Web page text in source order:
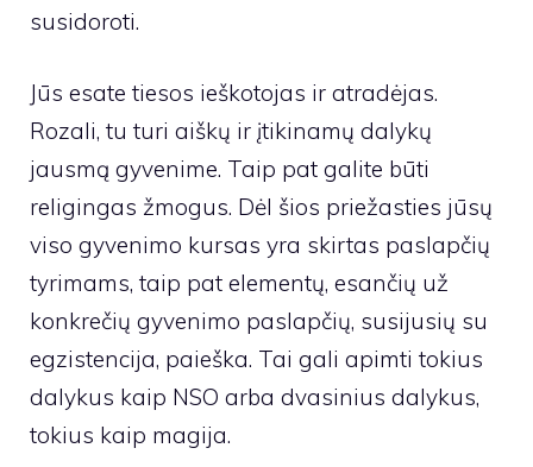
susidoroti.
Jūs esate tiesos ieškotojas ir atradėjas.
Rozali, tu turi aiškų ir įtikinamų dalykų
jausmą gyvenime. Taip pat galite būti
religingas žmogus. Dėl šios priežasties jūsų
viso gyvenimo kursas yra skirtas paslapčių
tyrimams, taip pat elementų, esančių už
konkrečių gyvenimo paslapčių, susijusių su
egzistencija, paieška. Tai gali apimti tokius
dalykus kaip NSO arba dvasinius dalykus,
tokius kaip magija.